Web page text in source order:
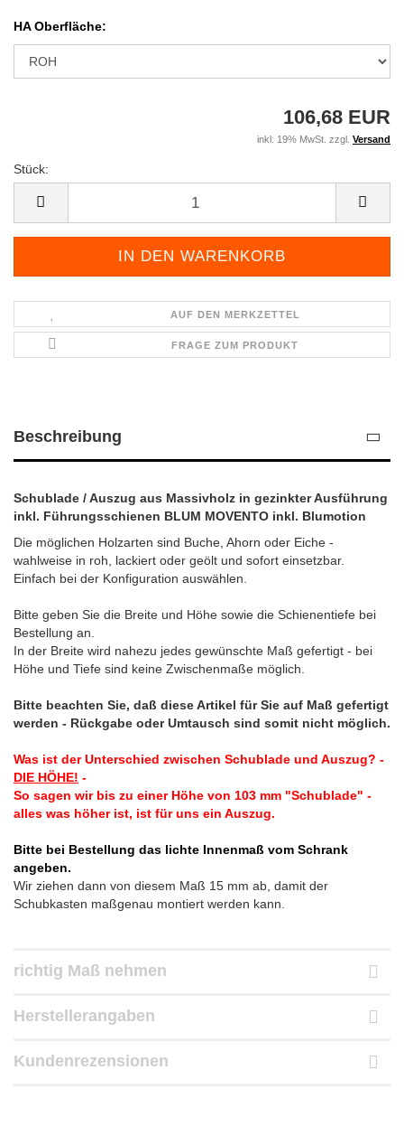
HA Oberfläche:
106,68 EUR
inkl. 19% MwSt. zzgl. Versand
Stück:
AUF DEN MERKZETTEL
FRAGE ZUM PRODUKT
Beschreibung
Schublade / Auszug aus Massivholz in gezinkter Ausführung
inkl. Führungsschienen BLUM MOVENTO inkl. Blumotion
Die möglichen Holzarten sind Buche, Ahorn oder Eiche -
wahlweise in roh, lackiert oder geölt und sofort einsetzbar.
Einfach bei der Konfiguration auswählen.
Bitte geben Sie die Breite und Höhe sowie die Schienentiefe bei
Bestellung an.
In der Breite wird nahezu jedes gewünschte Maß gefertigt - bei
Höhe und Tiefe sind keine Zwischenmaße möglich.
Bitte beachten Sie, daß diese Artikel für Sie auf Maß gefertigt
werden - Rückgabe oder Umtausch sind somit nicht möglich.
Was ist der Unterschied zwischen Schublade und Auszug? -
DIE HÖHE! -
So sagen wir bis zu einer Höhe von 103 mm "Schublade" -
alles was höher ist, ist für uns ein Auszug.
Bitte bei Bestellung das lichte Innenmaß vom Schrank
angeben.
Wir ziehen dann von diesem Maß 15 mm ab, damit der
Schubkasten maßgenau montiert werden kann.
richtig Maß nehmen
Herstellerangaben
Kundenrezensionen